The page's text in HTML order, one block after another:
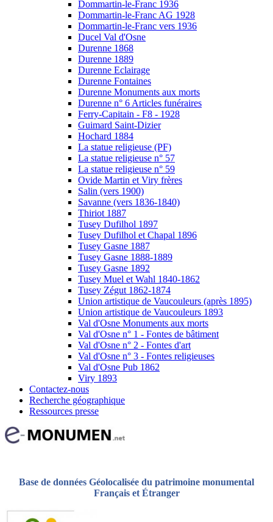
Dommartin-le-Franc 1936
Dommartin-le-Franc AG 1928
Dommartin-le-Franc vers 1936
Ducel Val d'Osne
Durenne 1868
Durenne 1889
Durenne Eclairage
Durenne Fontaines
Durenne Monuments aux morts
Durenne n° 6 Articles funéraires
Ferry-Capitain - F8 - 1928
Guimard Saint-Dizier
Hochard 1884
La statue religieuse (PF)
La statue religieuse n° 57
La statue religieuse n° 59
Ovide Martin et Viry frères
Salin (vers 1900)
Savanne (vers 1836-1840)
Thiriot 1887
Tusey Dufilhol 1897
Tusey Dufilhol et Chapal 1896
Tusey Gasne 1887
Tusey Gasne 1888-1889
Tusey Gasne 1892
Tusey Muel et Wahl 1840-1862
Tusey Zégut 1862-1874
Union artistique de Vaucouleurs (après 1895)
Union artistique de Vaucouleurs 1893
Val d'Osne Monuments aux morts
Val d'Osne n° 1 - Fontes de bâtiment
Val d'Osne n° 2 - Fontes d'art
Val d'Osne n° 3 - Fontes religieuses
Val d'Osne Pub 1862
Viry 1893
Contactez-nous
Recherche géographique
Ressources presse
Base de données Géolocalisée du patrimoine monumental
Français et Étranger